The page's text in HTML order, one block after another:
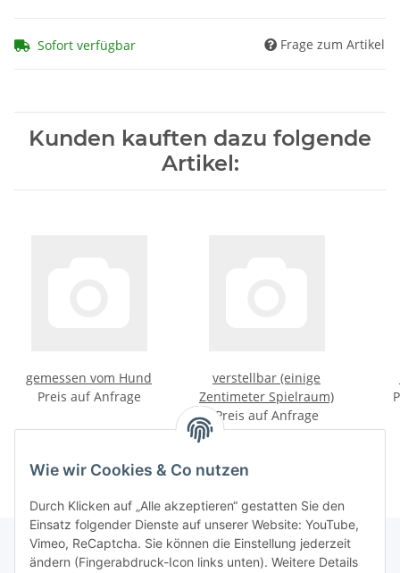
Sofort verfügbar Frage zum Artikel
Kunden kauften dazu folgende
Artikel:
gemessen vom Hund
Preis auf Anfrage
verstellbar (einige
Zentimeter Spielraum)
Preis auf Anfrage
Wie wir Cookies & Co nutzen
Durch Klicken auf „Alle akzeptieren“ gestatten Sie den
Einsatz folgender Dienste auf unserer Website: YouTube,
Vimeo, ReCaptcha. Sie können die Einstellung jederzeit
ändern (Fingerabdruck-Icon links unten). Weitere Details